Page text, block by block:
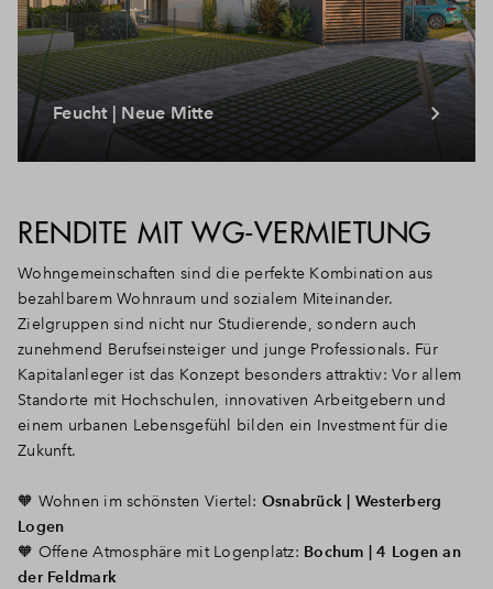
Feucht | Neue Mitte
RENDITE MIT WG-VERMIETUNG
Wohngemeinschaften sind die perfekte Kombination aus
bezahlbarem Wohnraum und sozialem Miteinander.
Zielgruppen sind nicht nur Studierende, sondern auch
zunehmend Berufseinsteiger und junge Professionals. Für
Kapitalanleger ist das Konzept besonders attraktiv: Vor allem
Standorte mit Hochschulen, innovativen Arbeitgebern und
einem urbanen Lebensgefühl bilden ein Investment für die
Zukunft.
🧡 Wohnen im schönsten Viertel: Osnabrück | Westerberg
Logen
🧡 Offene Atmosphäre mit Logenplatz: Bochum | 4 Logen an
der Feldmark